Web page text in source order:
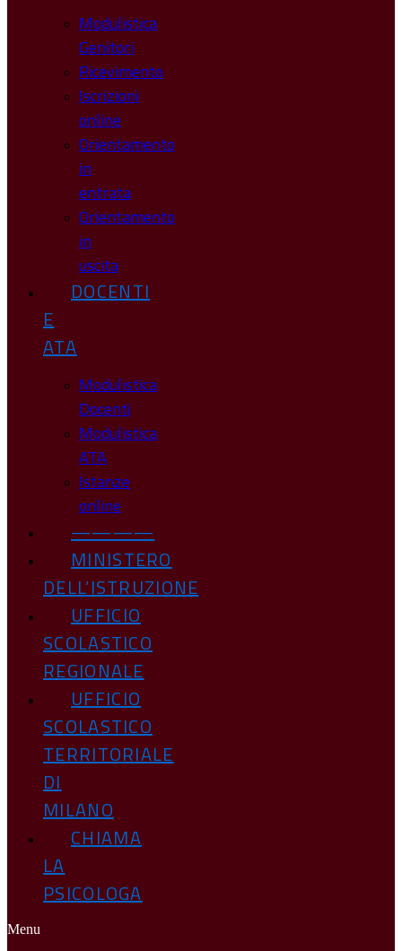
Modulistica
Genitori
Ricevimento
Iscrizioni
online
Orientamento
in
entrata
Orientamento
in
uscita
DOCENTI
E
ATA
Modulistica
Docenti
Modulistica
ATA
Istanze
online
————
MINISTERO
DELL’ISTRUZIONE
UFFICIO
SCOLASTICO
REGIONALE
UFFICIO
SCOLASTICO
TERRITORIALE
DI
MILANO
CHIAMA
LA
PSICOLOGA
Menu